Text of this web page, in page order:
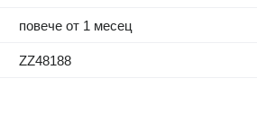
повече от 1 месец
ZZ48188